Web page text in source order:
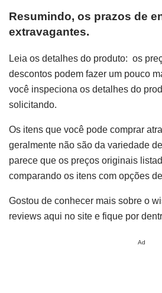
Resumindo, os prazos de
extravagantes.
Leia os detalhes do produto: os
descontos podem fazer um pouco
você inspeciona os detalhes do
solicitando.
Os itens que você pode comprar
geralmente não são da variedade
parece que os preços originais
comparando os itens com opções
Gostou de conhecer mais sobre o
reviews aqui no site e fique por
Ad